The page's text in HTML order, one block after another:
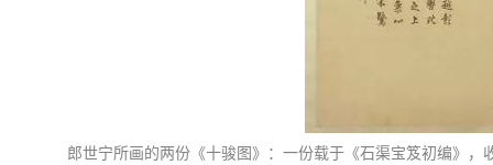
郎世宁所画的两份《十骏图》：一份载于《石渠宝笈初编》